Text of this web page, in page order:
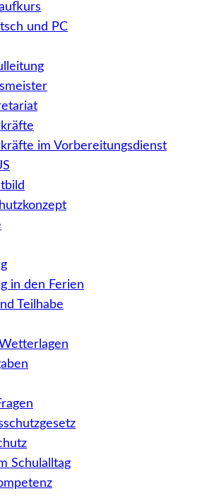
und PC
im Vorbereitungsdienst
in den Ferien
Teilhabe
Schulalltag